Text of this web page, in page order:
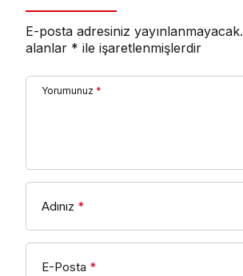
E-posta adresiniz yayınlanmayacak.
alanlar * ile işaretlenmişlerdir
Yorumunuz *
Adınız *
E-Posta *